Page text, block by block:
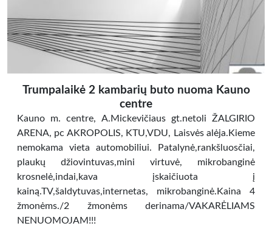
Trumpalaikė 2 kambarių buto nuoma Kauno
centre
Kauno m. centre, A.Mickevičiaus gt.netoli ŽALGIRIO
ARENA, pc AKROPOLIS, KTU,VDU, Laisvės alėja.Kieme
nemokama vieta automobiliui. Patalynė,rankšluosčiai,
plaukų džiovintuvas,mini virtuvė, mikrobanginė
krosnelė,indai,kava įskaičiuota į
kainą.TV,šaldytuvas,internetas, mikrobanginė.Kaina 4
žmonėms./2 žmonėms derinama/VAKARĖLIAMS
NENUOMOJAM!!!